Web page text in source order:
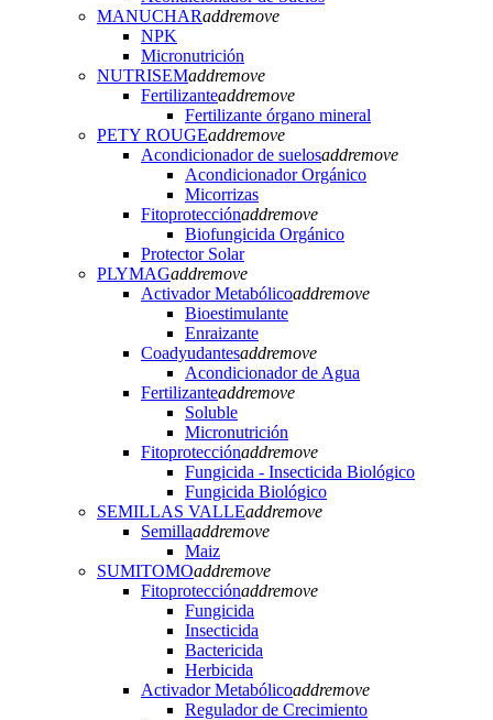
MANUCHARaddremove
NPK
Micronutrición
NUTRISEMaddremove
Fertilizanteaddremove
Fertilizante órgano mineral
PETY ROUGEaddremove
Acondicionador de suelosaddremove
Acondicionador Orgánico
Micorrizas
Fitoprotecciónaddremove
Biofungicida Orgánico
Protector Solar
PLYMAGaddremove
Activador Metabólicoaddremove
Bioestimulante
Enraizante
Coadyudantesaddremove
Acondicionador de Agua
Fertilizanteaddremove
Soluble
Micronutrición
Fitoprotecciónaddremove
Fungicida - Insecticida Biológico
Fungicida Biológico
SEMILLAS VALLEaddremove
Semillaaddremove
Maiz
SUMITOMOaddremove
Fitoprotecciónaddremove
Fungicida
Insecticida
Bactericida
Herbicida
Activador Metabólicoaddremove
Regulador de Crecimiento